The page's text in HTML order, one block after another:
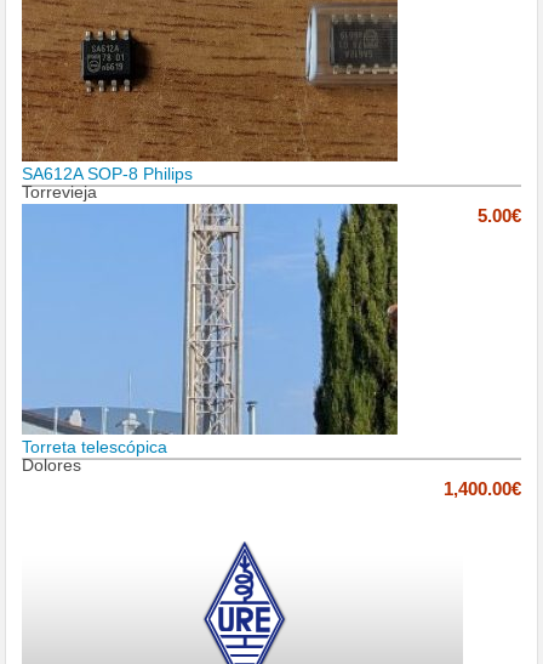
SA612A SOP-8 Philips
Torrevieja
5.00€
Torreta telescópica
Dolores
1,400.00€